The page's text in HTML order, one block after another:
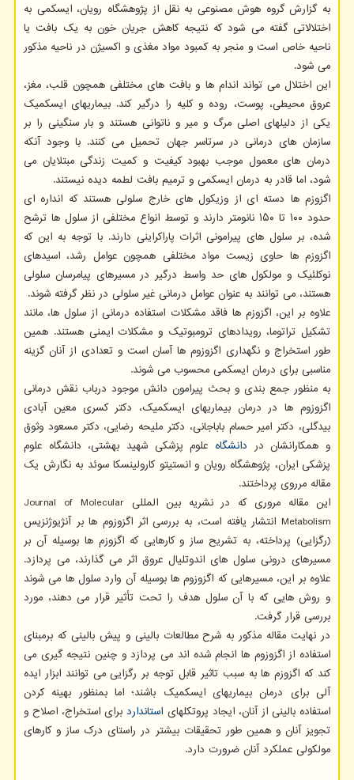
به گزارش گروه هوش مصنوعی به نقل از پژوهشگاه رویان، ایسکمی به
اختلالاتی گفته می شود که نتیجه کاهش جریان خون به یک بافت یا
ناحیه خاص است و منجر به کمبود مواد مغذی و اکسیژن در ناحیه مذکور
می شود.
این اختلال می تواند اندام ها و بافت های مختلفی همچون قلب، مغز،
عروق محیطی، پوست، روده و کلیه را درگیر کند. بیماریهای ایسکمیک
یکی از دلیلهای اصلی مرگ و میر و ناتوانی هستند و بار سنگینی را بر
سازمان های درمانی در سرتاسر جهان تحمیل می کنند. با وجود آنکه
درمان های معمول موجب بهبود کیفیت و کمیت زندگی مبتلایان می
شود، اما قادر به درمان ایسکمی و ترمیم بافت لطمه دیده نیستند.
اگزوزم ها دسته ای از وزیکول های خارج سلولی هستند که انداره ای
حدود ۱۰۰ تا ۱۵۰ نانومتر دارند و توسط انواع مختلفی از سلول ها ترشح
شده، بر سلول های پیرامونی اثرات پاراکراینی دارند. با توجه به این که
اگزوزم ها حاوی زیست مواد مختلفی همچون عوامل رشد، اسیدهای
نوکلئیک و مولکول های حد واسط درگیر در مسیرهای پیامرسان سلولی
هستند، می توانند به عنوان عوامل درمانی غیر سلولی در نظر گرفته شوند.
علاوه بر این، اگزوزم ها فاقد مشکلات استفاده درمانی از سلول ها، مانند
تشکیل تراتوما، رویدادهای ترومبوتیک و مشکلات ایمنی هستند. همین
طور استخراج و نگهداری اگزوزوم ها آسان است و تعدادی از آنان گزینه
مناسبی برای درمان ایسکمی محسوب می شوند.
به منظور جمع بندی و بحث پیرامون دانش موجود درباب نقش درمانی
اگزوزوم ها در درمان بیماریهای ایسکمیک، دکتر کسری معین آبادی
بیدگلی، دکتر امیر حسام باباجانی، دکتر ملیحه رضایی، دکتر مسعود وثوق
و همکارانشان در دانشگاه علوم پزشکی شهید بهشتی، دانشگاه علوم
پزشکی ایران، پژوهشگاه رویان و انستیتو کارولینسکا سوئد به نگارش یک
مقاله مرروی پرداختند.
این مقاله مروری که در نشریه بین المللی Journal of Molecular
Metabolism انتشار یافته است، به بررسی اثر اگزوزوم ها بر آنژیوژنزیس
(رگزایی) پرداخته، به تشریح ساز و کارهایی که اگزوزم ها بوسیله آن بر
مسیرهای درونی سلول های اندوتلیال عروق اثر می گذارند، می پردازد.
علاوه بر این، مسیرهایی که اگزوزوم ها بوسیله آن وارد سلول ها می شوند
و روش هایی که با آن سلول هدف را تحت تأثیر قرار می دهند، مورد
بررسی قرار گرفت.
در نهایت مقاله مذکور به شرح مطالعات بالینی و پیش بالینی که برمبنای
استفاده از اگزوزوم ها انجام شده اند می پردازد و چنین نتیجه گیری می
کند که اگزوزم ها به سبب تاثیر قابل توجه بر رگزایی می توانند ابزار ایده
آلی برای درمان بیماریهای ایسکمیک باشند؛ اما بمنظور بهینه کردن
استفاده بالینی از آنان، ایجاد پروتکلهای استانداردبرای استخراج، اصلاح و
تجویز آنان و همین طور تحقیقات بیشتر در راستای درک ساز و کارهای
مولکولی عملکرد آنان ضرورت دارد.